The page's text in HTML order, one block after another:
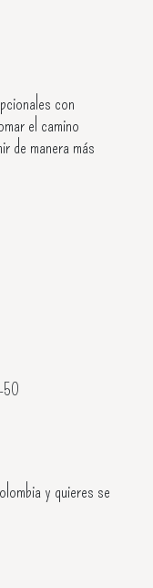
con
el camino
de manera más
50
y quieres se